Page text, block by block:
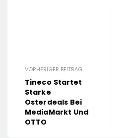
VORHERIGER BEITRAG
Tineco Startet
Starke
Osterdeals Bei
MediaMarkt Und
OTTO